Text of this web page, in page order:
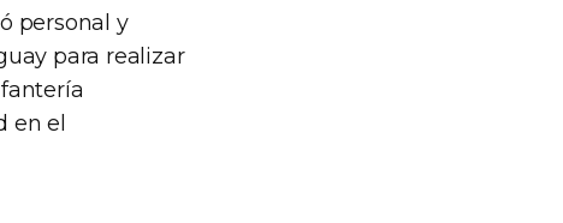
personal y
para realizar
en el